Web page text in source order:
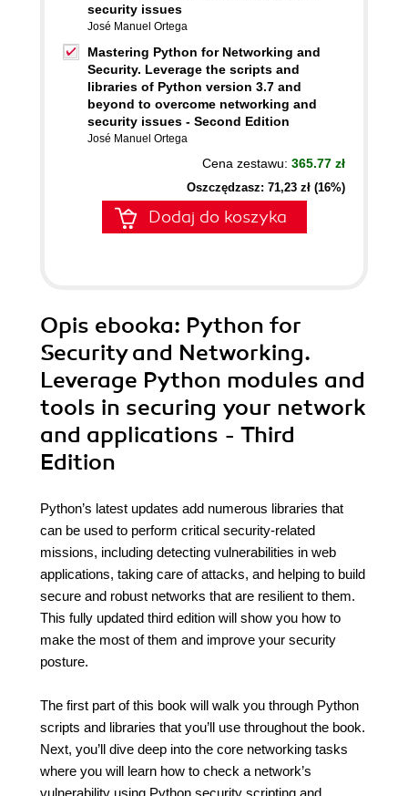
security issues
José Manuel Ortega
Mastering Python for Networking and
Security. Leverage the scripts and
libraries of Python version 3.7 and
beyond to overcome networking and
security issues - Second Edition
José Manuel Ortega
Cena zestawu: 365.77 zł
Oszczędzasz: 71,23 zł (16%)
Dodaj do koszyka
Opis ebooka: Python for
Security and Networking.
Leverage Python modules and
tools in securing your network
and applications - Third
Edition
Python’s latest updates add numerous libraries that
can be used to perform critical security-related
missions, including detecting vulnerabilities in web
applications, taking care of attacks, and helping to build
secure and robust networks that are resilient to them.
This fully updated third edition will show you how to
make the most of them and improve your security
posture.
The first part of this book will walk you through Python
scripts and libraries that you’ll use throughout the book.
Next, you’ll dive deep into the core networking tasks
where you will learn how to check a network’s
vulnerability using Python security scripting and